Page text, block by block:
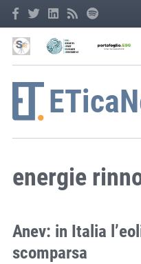
energie
Anev: in Italia
scomparsa